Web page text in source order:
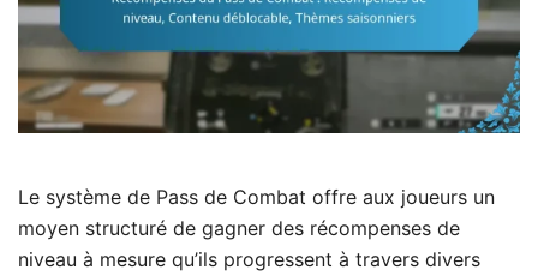
Le système de Pass de Combat offre aux joueurs un
moyen structuré de gagner des récompenses de
niveau à mesure qu’ils progressent à travers divers